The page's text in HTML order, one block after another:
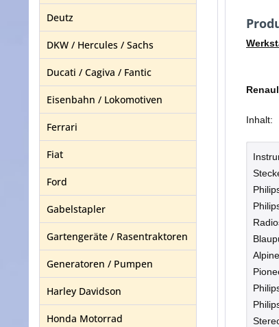
Deutz
DKW / Hercules / Sachs
Ducati / Cagiva / Fantic
Eisenbahn / Lokomotiven
Ferrari
Fiat
Ford
Gabelstapler
Gartengeräte / Rasentraktoren
Generatoren / Pumpen
Harley Davidson
Honda Motorrad
Inhalt: